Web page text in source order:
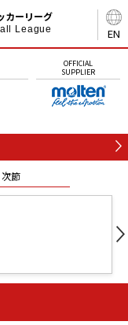
EN
カーリーグ
League
OFFICIAL
SUPPLIER
次節
石人の星